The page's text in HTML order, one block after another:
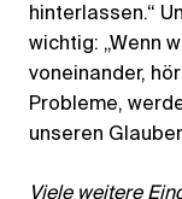
hinterlassen.“
wichtig: „Wenn
voneinander,
Probleme,
unseren
Viele weitere